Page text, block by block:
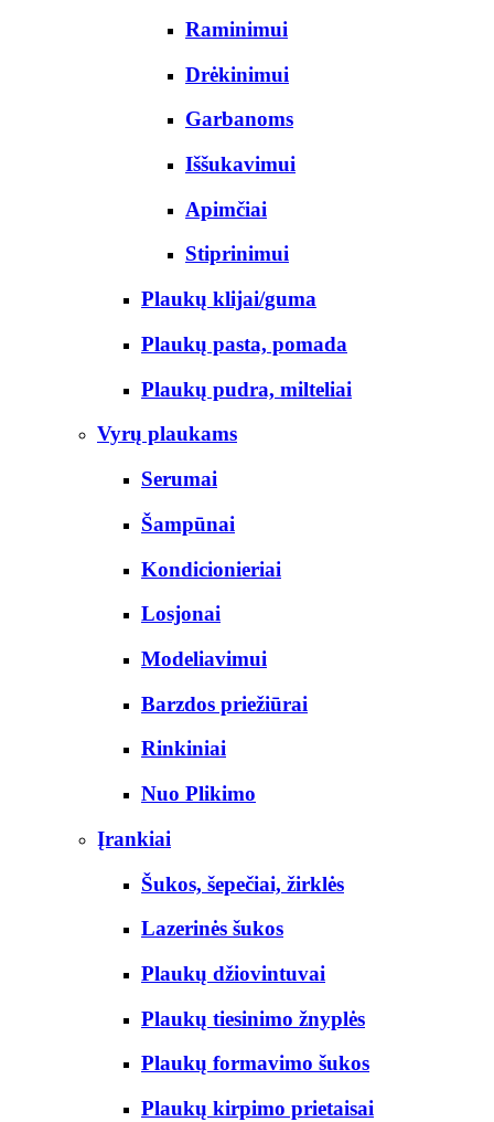
Raminimui
Drėkinimui
Garbanoms
Iššukavimui
Apimčiai
Stiprinimui
Plaukų klijai/guma
Plaukų pasta, pomada
Plaukų pudra, milteliai
Vyrų plaukams
Serumai
Šampūnai
Kondicionieriai
Losjonai
Modeliavimui
Barzdos priežiūrai
Rinkiniai
Nuo Plikimo
Įrankiai
Šukos, šepečiai, žirklės
Lazerinės šukos
Plaukų džiovintuvai
Plaukų tiesinimo žnyplės
Plaukų formavimo šukos
Plaukų kirpimo prietaisai